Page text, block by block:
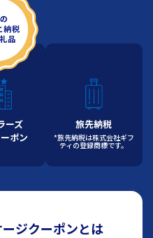
ーズ
ポン
旅先納税
*旅先納税は株式会社ギフ
ティの登録商標です。
ジクーポンとは